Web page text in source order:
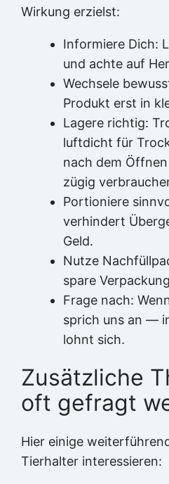
Wirkung erzielst:
Informiere Dich:
und achte auf
Wechsele
Produkt erst in
Lagere richtig:
luftdicht für
nach dem
zügig
Portioniere
verhindert
Geld.
Nutze
spare
Frage nach:
sprich uns an —
lohnt sich.
Zusätzliche
oft gefragt
Hier einige
Tierhalter interessieren: